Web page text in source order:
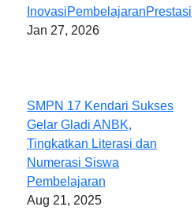
InovasiPembelajaranPrestasi
Jan 27, 2026
SMPN 17 Kendari Sukses
Gelar Gladi ANBK,
Tingkatkan Literasi dan
Numerasi Siswa
Pembelajaran
Aug 21, 2025